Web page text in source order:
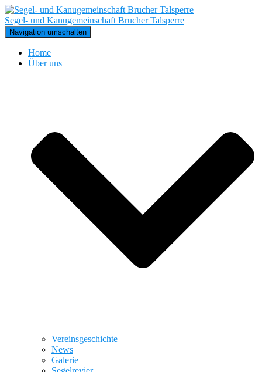
Segel- und Kanugemeinschaft Brucher Talsperre
Navigation umschalten
Home
Über uns
Vereinsgeschichte
News
Galerie